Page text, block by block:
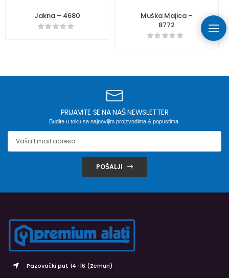
Jakna – 4680
Muška Majica –
8772
PRIJAVITE SE NA NAŠ NEWSLETTER
Budite u toku sa najnovijim proizvodima & popustima.
POŠALJI
Pazovački put 14-16 (Zemun)